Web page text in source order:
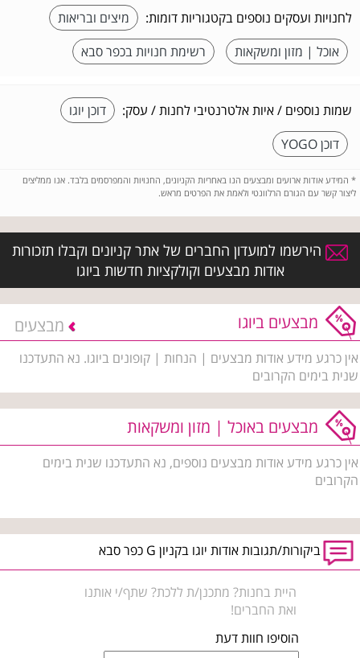
לחנויות ועסקים נוספים בקטגוריות דומות:
מיצים ובריאות
אוכל | מזון ומשקאות
רשימת חנויות בכפר סבא
שמות נוספים / איות אלטרנטיבי לחנות / עסק:
דוכן יוגו
דוכן YOGO
* המידע אודות ארועים ומבצעים הנו באחריות הקניונים, החנויות והמפרסמים בלבד. אנו ממליצים
ליצור קשר עם הגורם הרלוונטי ולאמת את הפרטים מראש.
הירשמו למועדון החברים של אתר קניונים וקבלו תזכורות
אודות מבצעים וקולקציות חדשות ביוגו
מבצעים ביוגו מבצעים
אין כרגע מידע אודות מבצעים | הנחות | קופונים ביוגו. נא התעדכנו
שנית בימים הקרובים
מבצעים באוכל | מזון ומשקאות
אין כרגע מידע אודות מבצעים נוספים, נא התעדכנו שנית בימים
הקרובים
ביקורות/תגובות אודות יוגו בקניון G כפר סבא
היית בחנות? מתכנן/ת ללכת? שתף/י אותנו
ואת החברים!
הוסיפו חוות דעת